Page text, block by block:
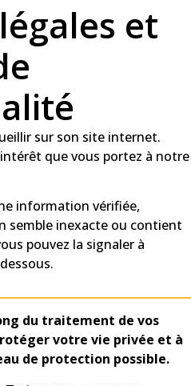
et
sur son site internet.
que vous portez à notre
information vérifiée,
inexacte ou contient
pouvez la signaler à
du traitement de vos
votre vie privée et à
de protection possible.